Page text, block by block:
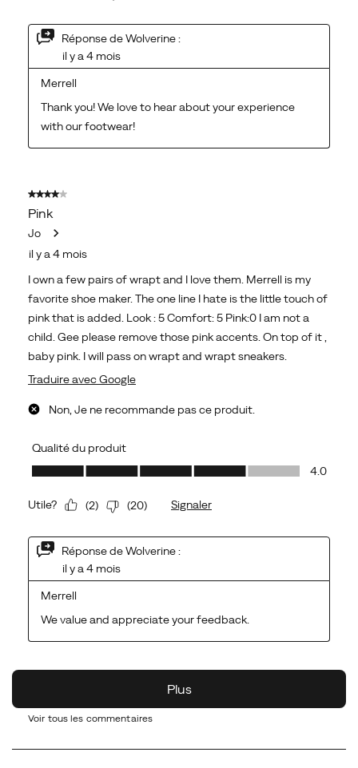
Voir tous les commentaires